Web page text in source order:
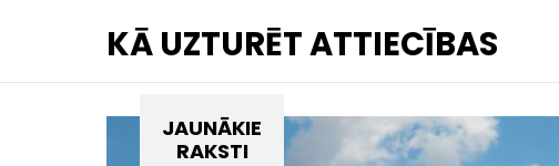
KĀ UZTURĒT ATTIECĪBAS
JAUNĀKIE
RAKSTI